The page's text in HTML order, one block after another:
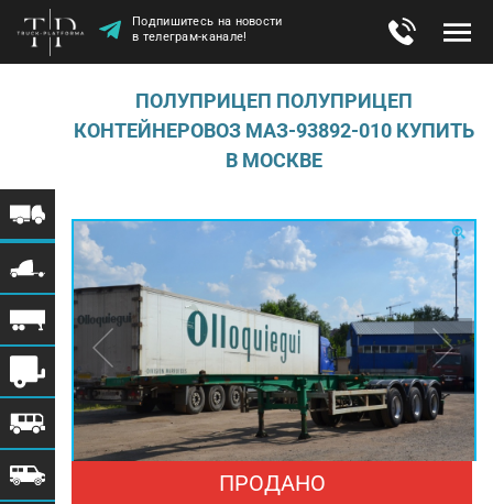
Подпишитесь на новости
в телеграм-канале!
ПОЛУПРИЦЕП ПОЛУПРИЦЕП
КОНТЕЙНЕРОВОЗ МАЗ-93892-010 КУПИТЬ
В МОСКВЕ
ПРОДАНО